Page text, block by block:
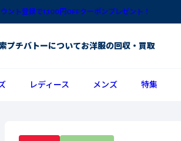
ント登録で1,100円OFFクーポンプレゼント！
プチバトーについてお洋服の回収・買取
レディース メンズ 特集